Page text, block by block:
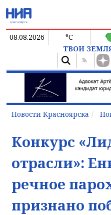
08.08.2026 °C
ТВОИ
Новости Красноярска
Конкурс
отрасли»:
речное
признано